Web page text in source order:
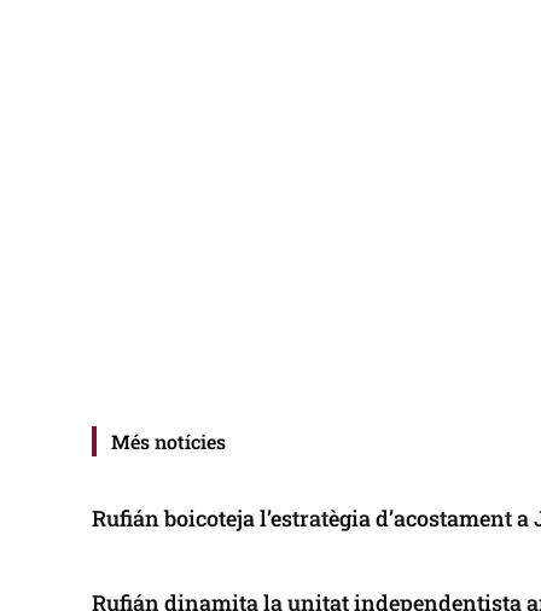
Més notícies
Rufián boicoteja l’estratègia d’acostament
Rufián dinamita la unitat independentista